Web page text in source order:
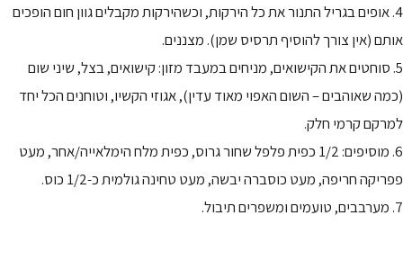
4. אופים בגריל התנור את כל הירקות, וכשהירקות מקבלים גוון חום הופכים
אותם (אין צורך להוסיף תרסיס שמן). מצננים.
5. סוחטים את הקישואים, מניחים במעבד מזון: קישואים, בצל, שיני שום
(כמה שאוהבים – השום האפוי מאוד עדין), אגוזי הקשיו, וטוחנים הכל יחד
למרקם קרמי חלק.
6. מוסיפים: 1/2 כפית פלפל שחור גרוס, כפית מלח הימלאייה/אחר, מעט
פפריקה חריפה, מעט כוסברה יבשה, מעט טחינה גולמית כ-1/2 כוס.
7. מערבבים, טועמים ומשפרים תיבול.